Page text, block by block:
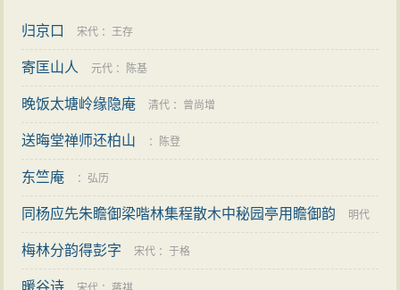
洁，谁为表予心”，遂脱去了前三联罩裹诗句的“蝉身”，使
人看到了作者洁纯无瑕的报国诚心，这颗诚心恰如其
高秋之坠露，清畏人知。”不以世俗更易秉性，宁饮坠露
也要保持“韵姿”。正是这裂帛一问，才使《在狱咏蝉》成
为唐诗的卓荦名篇，超然于初唐诸宫体艳诗之上。
自然，语多双关，于咏物中寄情寓兴，由物到人，由人
归京口 宋代 ：王存
寄匡山人 元代 ： 陈基
晚饭太塘岭缘隐庵 清代 ： 曾尚增
送晦堂禅师还柏山 ： 陈登
东竺庵 ： 弘历
同杨应先朱瞻御梁喈林集程散木中秘园亭用瞻御韵 明代
：李之世
梅林分韵得彭字 宋代 ：于格
暖谷诗